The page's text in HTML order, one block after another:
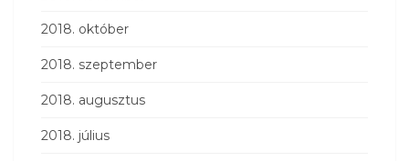
2018. október
2018. szeptember
2018. augusztus
2018. július